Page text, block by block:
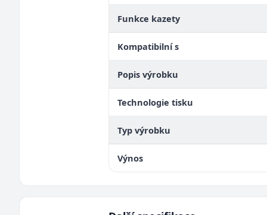
Funkce kazety
Kompatibilní s
Popis výrobku
Technologie tisku
Typ výrobku
Výnos